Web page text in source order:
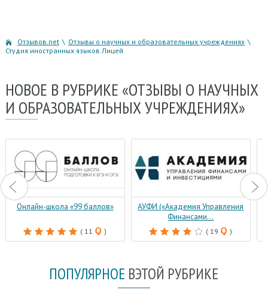
Отзывов.net \ Отзывы о научных и образовательных учреждениях \
Студия иностранных языков Лицей
НОВОЕ В РУБРИКЕ «ОТЗЫВЫ О НАУЧНЫХ
И ОБРАЗОВАТЕЛЬНЫХ УЧРЕЖДЕНИЯХ»
Онлайн-школа «99 баллов»
( 11 )
АУФИ («Академия Управления
Финансами...
( 19 )
ПОПУЛЯРНОЕ ВЭТОЙ РУБРИКЕ